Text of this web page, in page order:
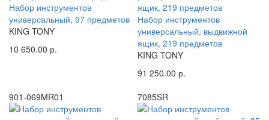
Набор инструментов
универсальный, 97 предметов
KING TONY
10 650.00 р.
Набор инструментов
универсальный, выдвижной
ящик, 219 предметов
KING TONY
91 250.00 р.
901-069MR01
7085SR